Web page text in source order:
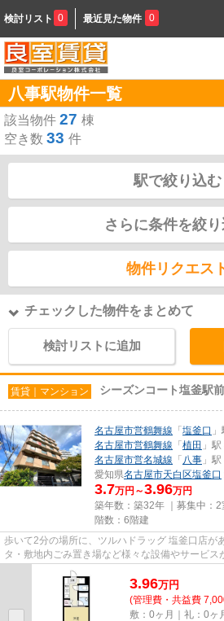
検討リスト 0 最近見た物件 0
八事駅物件一覧
該当物件 27 棟
空き数 33 件
駅で絞り込む
さらに条件を絞
物件リクエス
チェックした物件をまとめて
検討リストに追加
賃貸｜マンション シーズンコート塩釜駅前
名古屋市営鶴舞線 「 塩釜口
名古屋市営鶴舞線 「 植田 」
名古屋市営名城線 「 八事 」
愛知県名古屋市天白区塩釜口
3.7万円～3.96万円
築年数：築32年 ｜募集中： 2
階数：6階建
歩いて2分の場所に、ツルハドラッグ 塩釜口店が
タ・敷地内ごみ置き場など様々な設備やサービ
りとデザインに関して、自信...
3.96万円
(管理費・共益費
敷：0ヶ月｜礼：0ヶ